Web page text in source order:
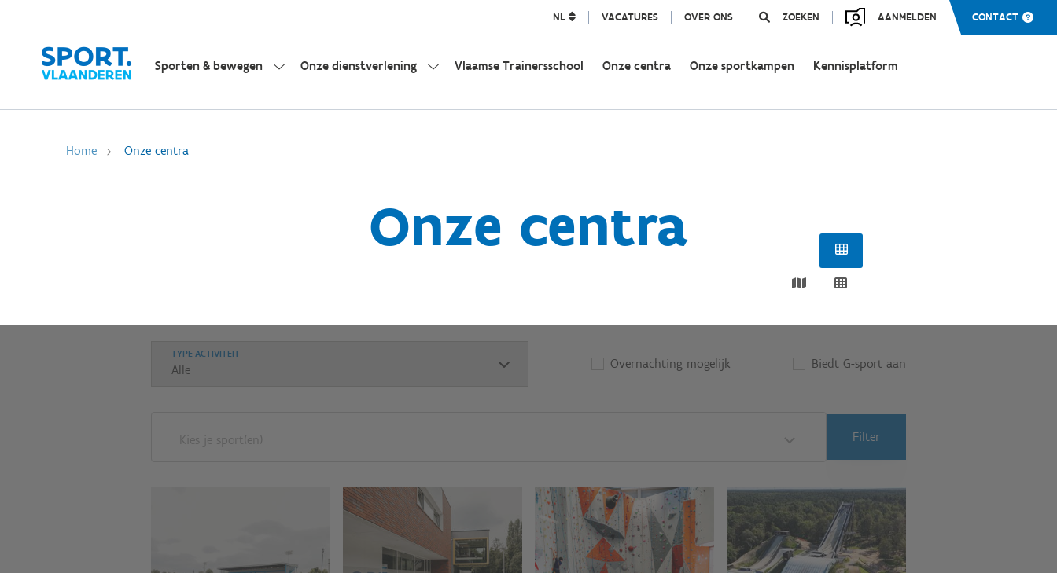
NL VACATURES OVER ONS ZOEKEN AANMELDEN CONTACT
Sporten & bewegen Onze dienstverlening Vlaamse Trainersschool Onze centra Onze sportkampen Kennisplatform
Home Onze centra
Onze centra
TYPE ACTIVITEIT
Overnachting mogelijk Biedt G-sport aan
Kies je sport(en) Filter